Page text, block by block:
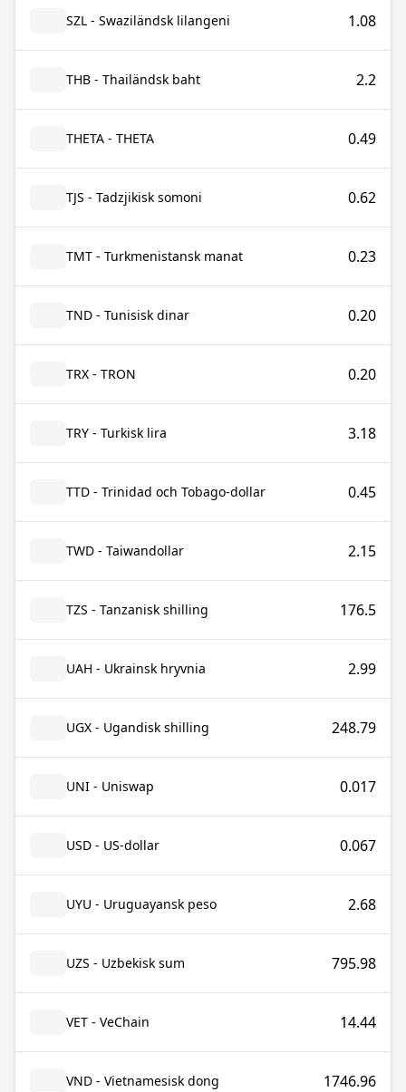
SZL - Swaziländsk lilangeni 1.08
THB - Thailändsk baht 2.2
THETA - THETA 0.49
TJS - Tadzjikisk somoni 0.62
TMT - Turkmenistansk manat 0.23
TND - Tunisisk dinar 0.20
TRX - TRON 0.20
TRY - Turkisk lira 3.18
TTD - Trinidad och Tobago-dollar 0.45
TWD - Taiwandollar 2.15
TZS - Tanzanisk shilling 176.5
UAH - Ukrainsk hryvnia 2.99
UGX - Ugandisk shilling 248.79
UNI - Uniswap 0.017
USD - US-dollar 0.067
UYU - Uruguayansk peso 2.68
UZS - Uzbekisk sum 795.98
VET - VeChain 14.44
VND - Vietnamesisk dong 1746.96